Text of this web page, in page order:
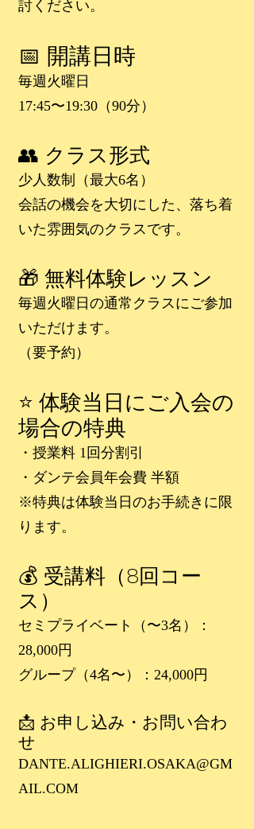
討ください。
📅 開講日時
毎週火曜日
17:45〜19:30（90分）
👥 クラス形式
少人数制（最大6名）
会話の機会を大切にした、落ち着
いた雰囲気のクラスです。
🎁 無料体験レッスン
毎週火曜日の通常クラスにご参加
いただけます。
（要予約）
⭐ 体験当日にご入会の
場合の特典
・授業料 1回分割引
・ダンテ会員年会費 半額
※特典は体験当日のお手続きに限
ります。
💰 受講料（8回コー
ス）
セミプライベート（〜3名）：
28,000円
グループ（4名〜）：24,000円
📩 お申し込み・お問い合わ
せ
DANTE.ALIGHIERI.OSAKA@GM
AIL.COM